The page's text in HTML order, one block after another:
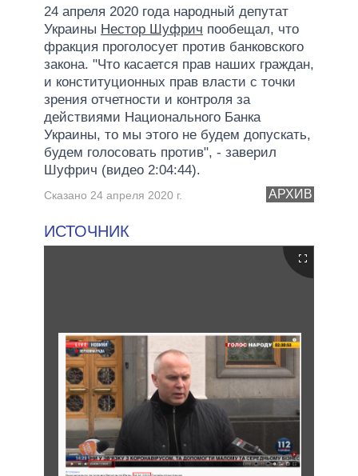
24 апреля 2020 года народный депутат
Украины Нестор Шуфрич пообещал, что
фракция проголосует против банковского
закона. "Что касается прав наших граждан,
и конституционных прав власти с точки
зрения отчетности и контроля за
действиями Национального Банка
Украины, то мы этого не будем допускать,
будем голосовать против", - заверил
Шуфрич (видео 2:04:44).
АРХИВ
Сказано 24 апреля 2020 г.
ИСТОЧНИК